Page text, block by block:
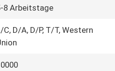
8 Arbeitstage
C, D/A, D/P, T/T, Western